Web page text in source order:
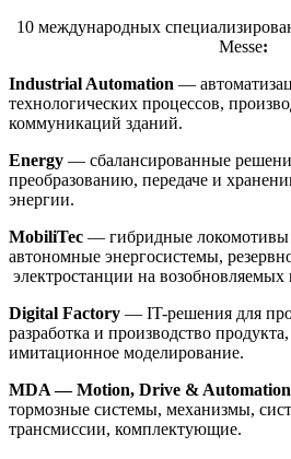
10 международных
Messe:
Industrial Automation —
технологических процессов,
коммуникаций зданий.
Energy — сбалансированные
преобразованию, передаче и
энергии.
MobiliTec — гибридные локомотивы
автономные энергосистемы,
электростанции на возобновляемых
Digital Factory — IT-решения для
разработка и производство
имитационное моделирование.
MDA — Motion, Drive & Automation
тормозные системы, механизмы,
трансмиссии, комплектующие.